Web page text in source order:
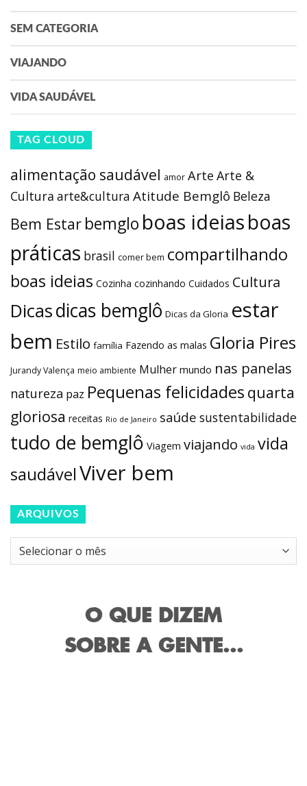
SEM CATEGORIA
VIAJANDO
VIDA SAUDÁVEL
TAG CLOUD
alimentação saudável amor Arte Arte &
Cultura arte&cultura Atitude Bemglô Beleza
Bem Estar bemglo boas ideiasboas
práticas brasil comer bem compartilhando
boas ideias Cozinha cozinhando Cuidados Cultura
Dicasdicas bemglô Dicas da Gloria estar
bem Estilo família Fazendo as malas Gloria Pires
Jurandy Valença meio ambiente Mulher mundo nas panelas
natureza paz Pequenas felicidades quarta
gloriosa receitas Rio de Janeiro saúde sustentabilidade
tudo de bemglô Viagem viajando vida vida
saudávelViver bem
ARQUIVOS
Arquivos
O QUE DIZEM
SOBRE A GENTE...